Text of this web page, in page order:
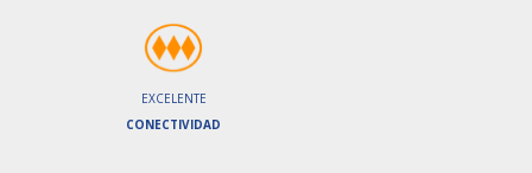
EXCELENTE
CONECTIVIDAD